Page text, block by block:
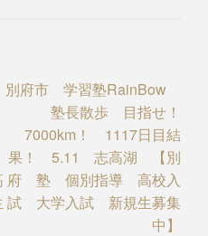
別府市 学習塾RainBow
塾長散歩 目指せ！
7000km！ 1117日目結
果！ 5.11 志高湖 【別
府 塾 個別指導 高校入
試 大学入試 新規生募集
中】